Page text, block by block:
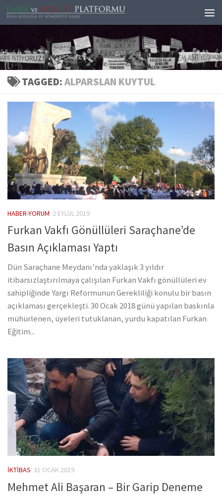
Skip to content
TAGGED:ALPARSLAN KUYTUL
HABER-YORUM 2 EYLÜL 2019
Furkan Vakfı Gönüllüleri Saraçhane’de
Basın Açıklaması Yaptı
Dün Saraçhane Meydanı’nda yaklaşık 3 yıldır
itibarsızlaştırılmaya çalışılan Furkan Vakfı gönüllüleri ev
sahipliğinde Yargı Reformunun Gerekliliği konulu bir basın
açıklaması gerçekleşti. 30 Ocak 2018 günü yapılan baskınla
mühürlenen, üyeleri tutuklanan, yurdu kapatılan Furkan
Eğitim...
İKTIBAS 31 OCAK 2019
Mehmet Ali Başaran – Bir Garip Deneme